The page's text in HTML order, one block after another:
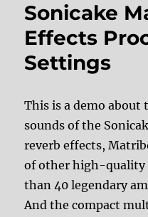
Sonicake
Effects
Settings
This is a demo
sounds of the
reverb effects,
of other high-quality
than 40 legendary
And the compact